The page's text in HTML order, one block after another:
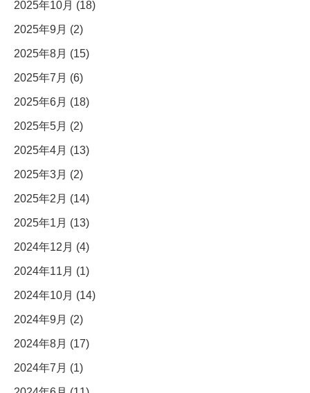
2025年10月 (18)
2025年9月 (2)
2025年8月 (15)
2025年7月 (6)
2025年6月 (18)
2025年5月 (2)
2025年4月 (13)
2025年3月 (2)
2025年2月 (14)
2025年1月 (13)
2024年12月 (4)
2024年11月 (1)
2024年10月 (14)
2024年9月 (2)
2024年8月 (17)
2024年7月 (1)